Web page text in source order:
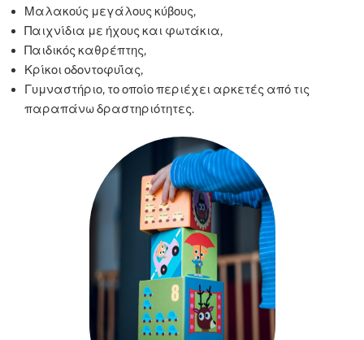
Μαλακούς μεγάλους κύβους,
Παιχνίδια με ήχους και φωτάκια,
Παιδικός καθρέπτης,
Κρίκοι οδοντοφυΐας,
Γυμναστήριο, το οποίο περιέχει αρκετές από τις
παραπάνω δραστηριότητες.